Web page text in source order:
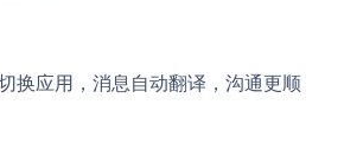
换应用，消息自动翻译，沟通更顺